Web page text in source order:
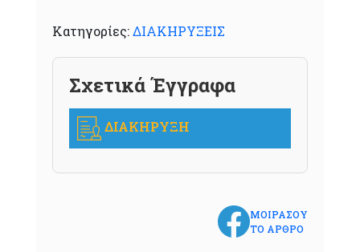
Κατηγορίες:ΔΙΑΚΗΡΥΞΕΙΣ
Σχετικά Έγγραφα
ΔΙΑΚΗΡΥΞΗ
ΜΟΙΡΑΣΟΥ
ΤΟ ΑΡΘΡΟ